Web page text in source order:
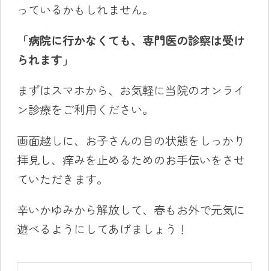
っているかもしれません。
「病院に行かなくても、専門医の診察は受け
られます」
まずはスマホから、お気軽に当院のオンライ
ン診療をご利用ください。
画面越しに、お子さんの目の状態をしっかり
拝見し、痒みを止めるためのお手伝いをさせ
ていただきます。
辛いかゆみから解放して、春もお外で元気に
遊べるようにしてあげましょう！